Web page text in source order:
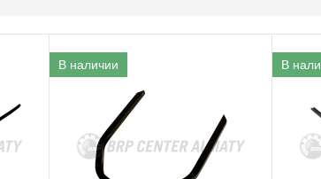
В наличии В